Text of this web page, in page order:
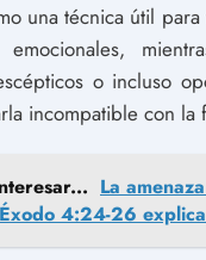
una técnica útil para
o incluso
incompatible con la
La
4:24-26